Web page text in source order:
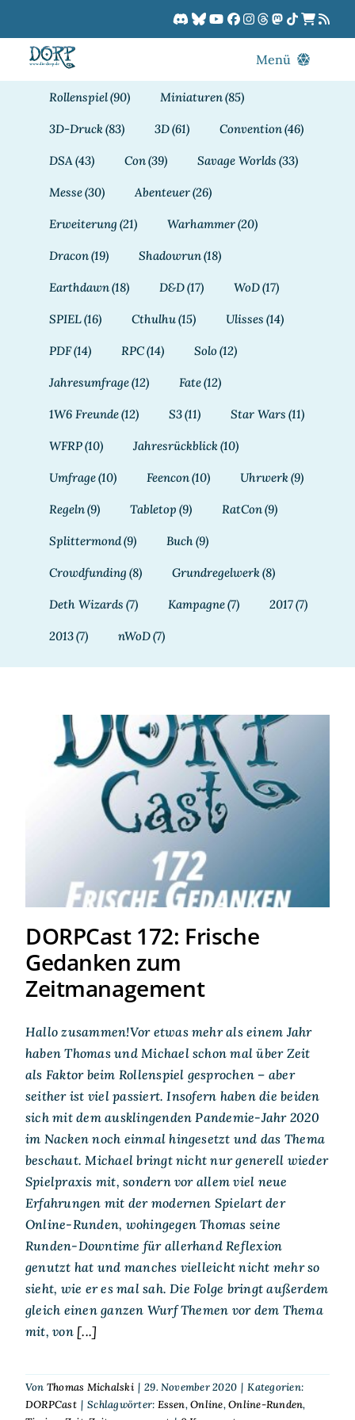
springen
Menü
Rollenspiel(90) Miniaturen(85)
3D-Druck(83) 3D(61) Convention(46)
DSA (43) Con(39) Savage Worlds (33)
Messe(30) Abenteuer(26)
Erweiterung (21) Warhammer(20)
Dracon(19) Shadowrun(18)
Earthdawn(18) D&D(17) WoD(17)
SPIEL(16) Cthulhu(15) Ulisses (14)
PDF(14) RPC(14) Solo(12)
Jahresumfrage(12) Fate(12)
1W6 Freunde(12) S3(11) Star Wars (11)
WFRP(10) Jahresrückblick(10)
Umfrage(10) Feencon(10) Uhrwerk(9)
Regeln(9) Tabletop (9) RatCon(9)
Splittermond(9) Buch(9)
Crowdfunding (8) Grundregelwerk(8)
Deth Wizards (7) Kampagne(7) 2017(7)
2013(7) nWoD(7)
DORPCast 172: Frische
Gedanken zum
Zeitmanagement
DORPCast 172: Frische
Gedanken zum
Zeitmanagement
Hallo zusammen!Vor etwas mehr als einem Jahr
haben Thomas und Michael schon mal über Zeit
als Faktor beim Rollenspiel gesprochen – aber
seither ist viel passiert. Insofern haben die beiden
sich mit dem ausklingenden Pandemie-Jahr 2020
im Nacken noch einmal hingesetzt und das Thema
beschaut. Michael bringt nicht nur generell wieder
Spielpraxis mit, sondern vor allem viel neue
Erfahrungen mit der modernen Spielart der
Online-Runden, wohingegen Thomas seine
Runden-Downtime für allerhand Reflexion
genutzt hat und manches vielleicht nicht mehr so
sieht, wie er es mal sah. Die Folge bringt außerdem
gleich einen ganzen Wurf Themen vor dem Thema
mit, von[...]
Von Thomas Michalski | 29. November 2020 | Kategorien:
DORPCast | Schlagwörter: Essen,Online,Online-Runden,